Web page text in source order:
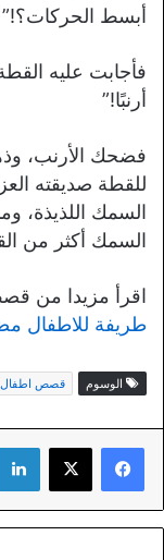
أبسط الحركات؟!”
فأجابت عليه
أرنبًا!”
فضحك الأرنب،
للقطة صديقته
السمك اللذيذة،
السمك أكثر من
اقرأ مزيدا من
طريفة للاطفال
الوسوم قصص اطفال